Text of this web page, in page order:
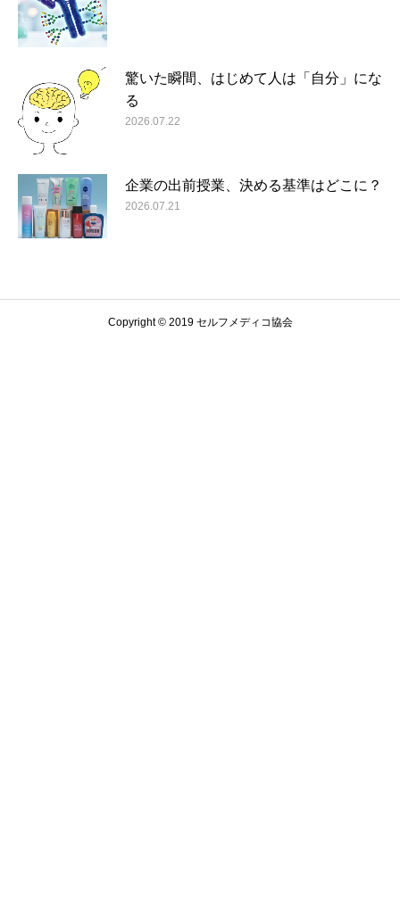
驚いた瞬間、はじめて人は「自分」にな
る
2026.07.22
企業の出前授業、決める基準はどこに？
2026.07.21
Copyright © 2019 セルフメディコ協会